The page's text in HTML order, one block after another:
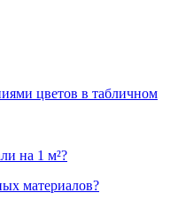
цветов в табличном
на 1 м²?
материалов?